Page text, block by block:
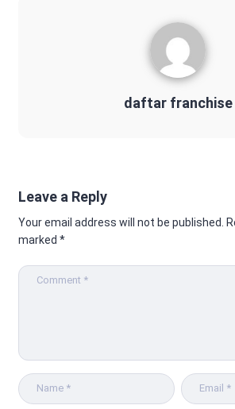
daftar franchise
Leave a Reply
Your email address will not be published.
marked *